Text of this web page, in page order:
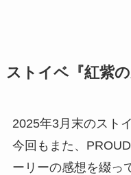
ストイベ『紅紫
2025年3月末のスト
今回もまた、
ーリーの感想を綴っ